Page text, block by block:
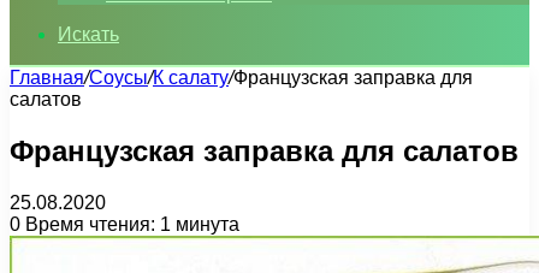
Искать
Главная/Соусы/К салату/Французская заправка для
салатов
Французская заправка для салатов
25.08.2020
0 Время чтения: 1 минута